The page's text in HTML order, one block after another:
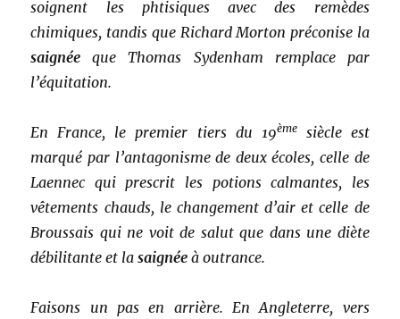
soignent les phtisiques avec des remèdes
chimiques, tandis que Richard Morton préconise la
saignée que Thomas Sydenham remplace par
l’équitation.
En France, le premier tiers du 19èmesiècle est
marqué par l’antagonisme de deux écoles, celle de
Laennec qui prescrit les potions calmantes, les
vêtements chauds, le changement d’air et celle de
Broussais qui ne voit de salut que dans une diète
débilitante et lasaignée à outrance.
Faisons un pas en arrière. En Angleterre, vers